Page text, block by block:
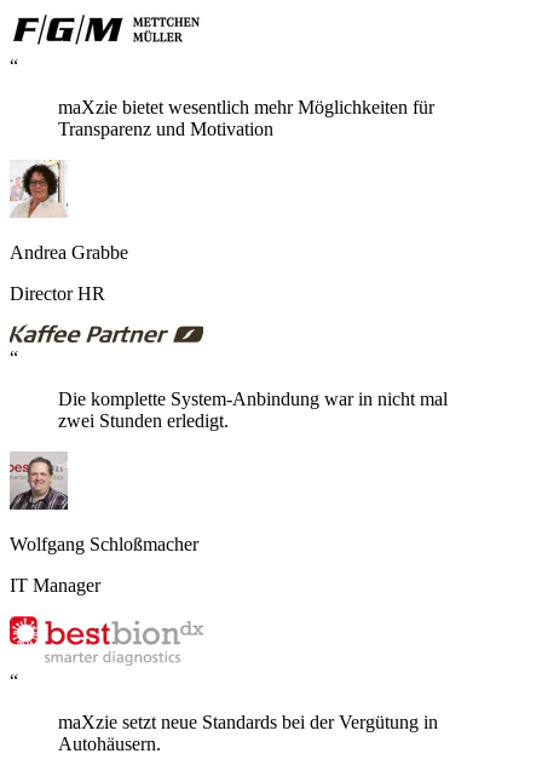
“
maXzie bietet wesentlich mehr Möglichkeiten für
Transparenz und Motivation
Andrea Grabbe
Director HR
“
Die komplette System-Anbindung war in nicht mal
zwei Stunden erledigt.
Wolfgang Schloßmacher
IT Manager
“
maXzie setzt neue Standards bei der Vergütung in
Autohäusern.